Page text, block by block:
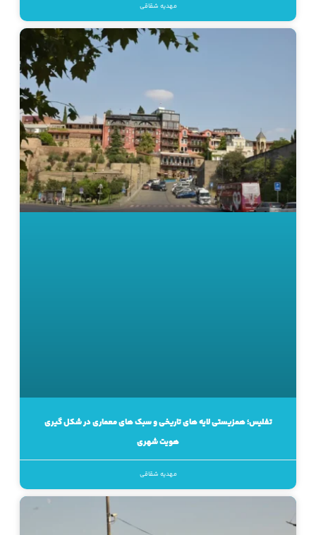
مهدیه شقاقی
تفلیس؛ همزیستی لایه های تاریخی و سبک های معماری در شکل گیری
هویت شهری
مهدیه شقاقی